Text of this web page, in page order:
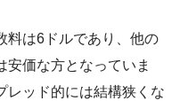
料は6ドルであり、他の
安価な方となっていま
レッド的には結構狭くな